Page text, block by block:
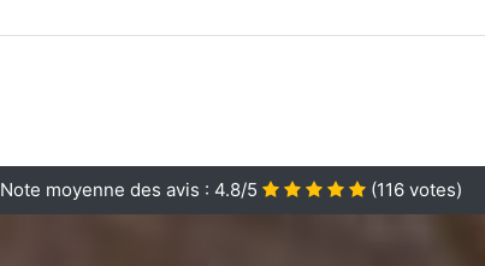
Note moyenne des avis : 4.8/5 (116 votes)